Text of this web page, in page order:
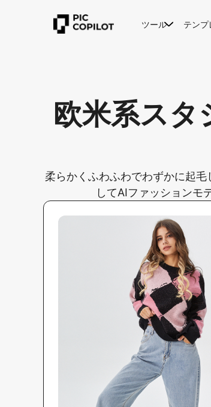
ツール テンプ
欧米系スタ
柔らかくふわふわでわずかに起
してAIファッションモ